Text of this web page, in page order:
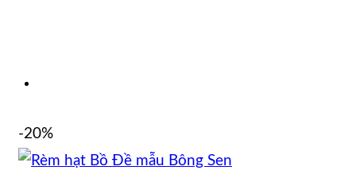
-20%